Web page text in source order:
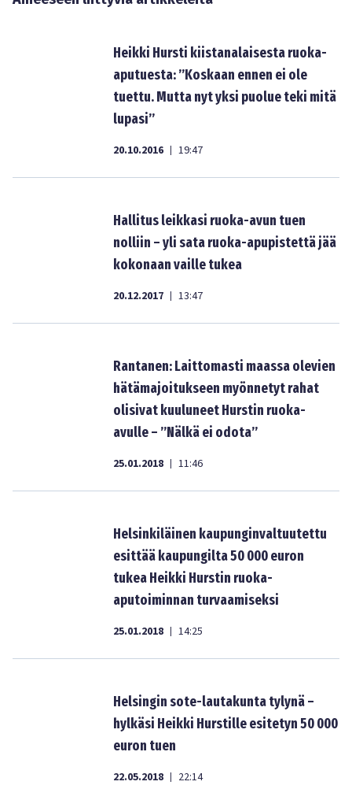
Heikki Hursti kiistanalaisesta ruoka-
aputuesta: ”Koskaan ennen ei ole
tuettu. Mutta nyt yksi puolue teki mitä
lupasi”
20.10.2016 | 19:47
Hallitus leikkasi ruoka-avun tuen
nolliin – yli sata ruoka-apupistettä jää
kokonaan vaille tukea
20.12.2017 | 13:47
Rantanen: Laittomasti maassa olevien
hätämajoitukseen myönnetyt rahat
olisivat kuuluneet Hurstin ruoka-
avulle – ”Nälkä ei odota”
25.01.2018 | 11:46
Helsinkiläinen kaupunginvaltuutettu
esittää kaupungilta 50 000 euron
tukea Heikki Hurstin ruoka-
aputoiminnan turvaamiseksi
25.01.2018 | 14:25
Helsingin sote-lautakunta tylynä –
hylkäsi Heikki Hurstille esitetyn 50 000
euron tuen
22.05.2018 | 22:14